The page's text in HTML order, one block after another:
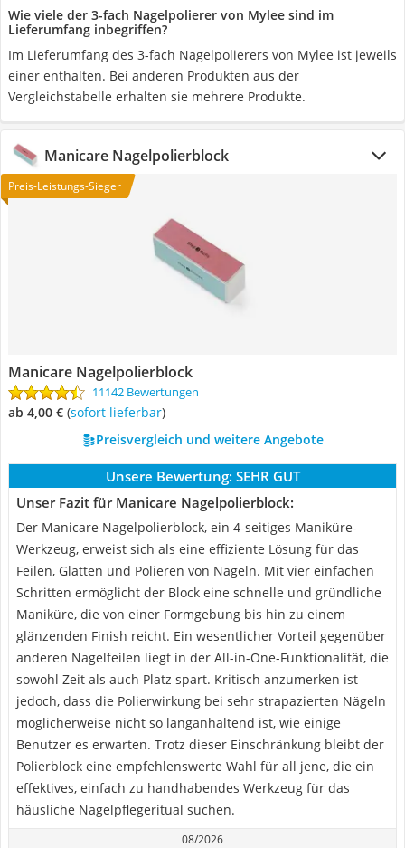
Wie viele der 3-fach Nagelpolierer von Mylee sind im
Lieferumfang inbegriffen?
Im Lieferumfang des 3-fach Nagelpolierers von Mylee ist jeweils
einer enthalten. Bei anderen Produkten aus der
Vergleichstabelle erhalten sie mehrere Produkte.
Manicare Nagelpolierblock
Preis-Leistungs-Sieger
Manicare Nagelpolierblock
11142 Bewertungen
ab 4,00 € ( Sofort lieferbar)
Preisvergleich und weitere Angebote
Unsere Bewertung: SEHR GUT
Unser Fazit für Manicare Nagelpolierblock:
Der Manicare Nagelpolierblock, ein 4-seitiges Maniküre-
Werkzeug, erweist sich als eine effiziente Lösung für das
Feilen, Glätten und Polieren von Nägeln. Mit vier einfachen
Schritten ermöglicht der Block eine schnelle und gründliche
Maniküre, die von einer Formgebung bis hin zu einem
glänzenden Finish reicht. Ein wesentlicher Vorteil gegenüber
anderen Nagelfeilen liegt in der All-in-One-Funktionalität, die
sowohl Zeit als auch Platz spart. Kritisch anzumerken ist
jedoch, dass die Polierwirkung bei sehr strapazierten Nägeln
möglicherweise nicht so langanhaltend ist, wie einige
Benutzer es erwarten. Trotz dieser Einschränkung bleibt der
Polierblock eine empfehlenswerte Wahl für all jene, die ein
effektives, einfach zu handhabendes Werkzeug für das
häusliche Nagelpflegeritual suchen.
08/2026